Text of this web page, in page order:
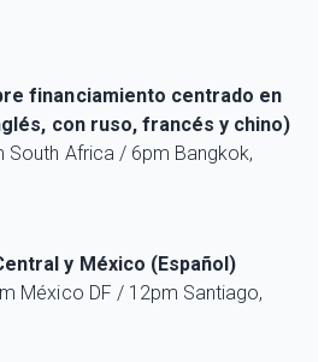
financiamiento centrado en
con ruso, francés y chino)
South Africa / 6pm Bangkok,
y México (Español)
México DF / 12pm Santiago,